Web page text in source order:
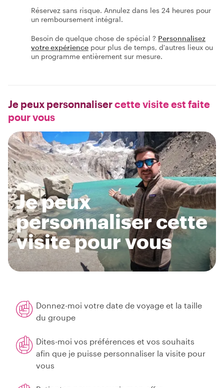
Réservez sans risque. Annulez dans les 24 heures pour
un remboursement intégral.
Besoin de quelque chose de spécial ? Personnalisez
votre expérience pour plus de temps, d'autres lieux ou
un programme entièrement sur mesure.
Je peux personnalisercette visite est faite
pour vous
Je peux
personnaliser cette
visite pour vous
Donnez-moi votre date de voyage et la taille
du groupe
Dites-moi vos préférences et vos souhaits
afin que je puisse personnaliser la visite pour
vous